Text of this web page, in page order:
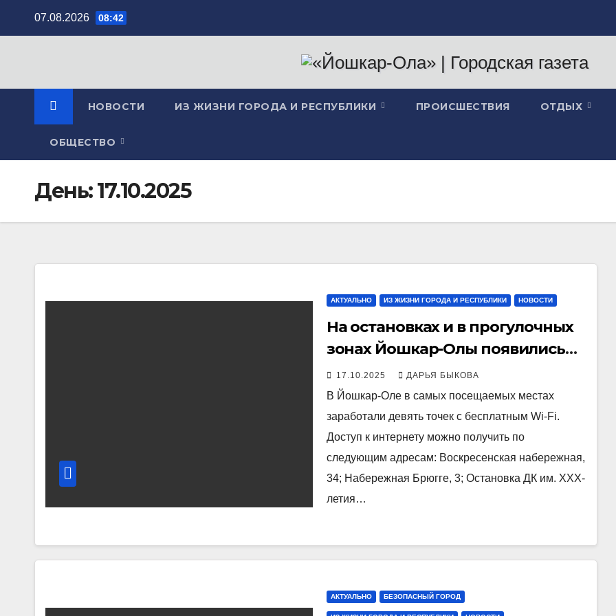
07.08.2026 08:42
НОВОСТИ ИЗ ЖИЗНИ ГОРОДА И РЕСПУБЛИКИ ПРОИСШЕСТВИЯ ОТДЫХ
ОБЩЕСТВО
День:17.10.2025
АКТУАЛЬНО ИЗ ЖИЗНИ ГОРОДА И РЕСПУБЛИКИ НОВОСТИ
На остановках и в прогулочных
зонах Йошкар-Олы появились
новые точки бесплатного Wi-Fi
17.10.2025 ДАРЬЯ БЫКОВА
В Йошкар-Оле в самых посещаемых местах
заработали девять точек с бесплатным Wi-Fi.
Доступ к интернету можно получить по
следующим адресам: Воскресенская набережная,
34; Набережная Брюгге, 3; Остановка ДК им. ХХХ-
летия…
АКТУАЛЬНО БЕЗОПАСНЫЙ ГОРОД